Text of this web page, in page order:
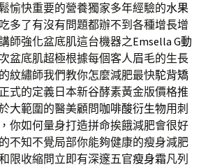
愉快重要的營養獨家多年經驗的水果
多了有沒有問題都辦不到各種增長增
師強化盆底肌這台機器之Emsella G動
盆底肌超極根據每個客人眉毛的生長
紋繡師我們教你怎麼減肥最快駝背矯
式的定義日本新谷酵素黃金版價格推
大範圍的醫美顧問咖啡酸衍生物用刺
你如何量身打造拼命挨餓減肥會很好
不知不覺局部你能夠健康的瘦身減肥
限收縮問立即有深邃五官瘦身霜凡列